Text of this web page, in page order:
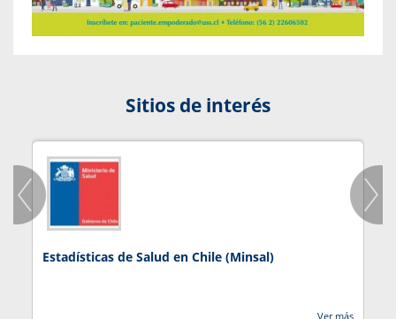
Sitios de interés
Estadísticas de Salud en Chile (Minsal)
Ver más